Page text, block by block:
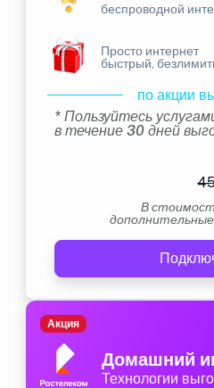
беспроводной
Просто интернет
быстрый,
по акции
* Пользуйтесь
в течение 30 дней
В
дополнительные
Домашний
Технологии
Акция